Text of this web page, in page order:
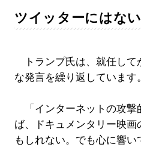
ツイッターにはない
トランプ氏は、就任して
な発言を繰り返しています。
「インターネットの攻撃
ば、ドキュメンタリー映
もしれない。でも心に響